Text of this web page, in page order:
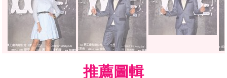
推薦圖輯